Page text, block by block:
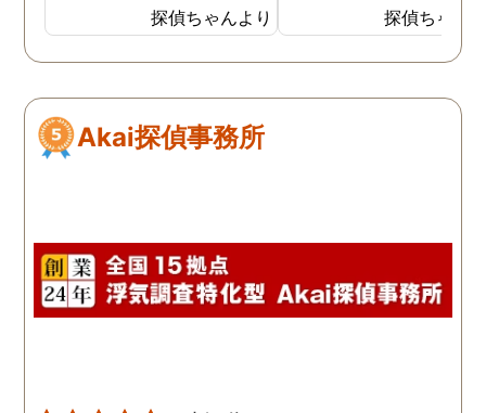
すなかで、また行き詰ま
事もあると思うのでその
い。 頼りにしています！
されていました。本当にシ
ョックでしたが、これでス
ッキリしました。裁判では
士と一緒に戦っていこうと
思います。探偵に支払った
ますから。」と言う探偵か
らの言葉には本当に励まさ
れました。これからも弁護
探偵ちゃんより
いるのか何が原因なのか
べてもらうと隣の奥さん
った。痴呆症が進み被害
だ。普段は普通なのに夜
探偵ちゃん
Akai探偵事務所